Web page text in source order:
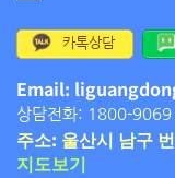
카톡상담
Email:
상담전화: 1800-9069
주소: 울산시 남구
지도보기